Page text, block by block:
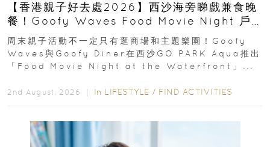
【香港親子好去處2026】西沙海旁睇戲兼食晚
餐！Goofy Waves Food Movie Night 戶
外影院逢週末登場
周末親子活動不一定只有逛商場和主題樂園！Goofy
Waves與Goofy Diner在西沙GO PARK Aqua推出
「Food Movie Night at the Waterfront」...
2nd August, 2026 ｜ In LIFESTYLE / FIND ACTIVITIES